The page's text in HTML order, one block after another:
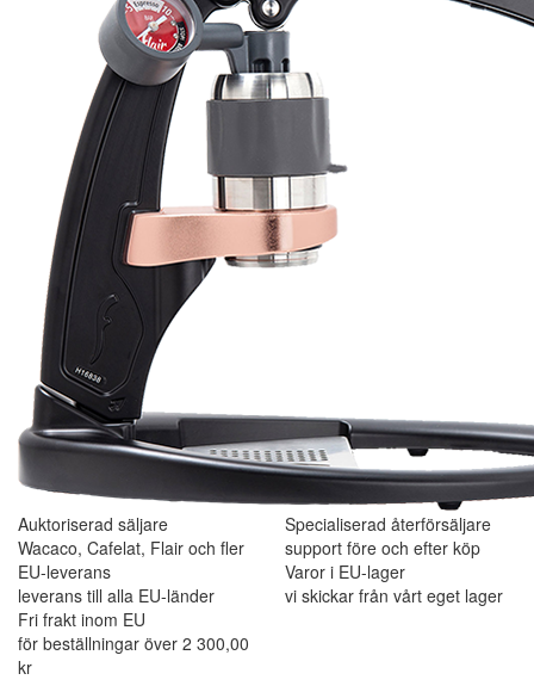
Auktoriserad säljare
Wacaco, Cafelat, Flair och fler
Specialiserad återförsäljare
support före och efter köp
EU-leverans
leverans till alla EU-länder
Varor i EU-lager
vi skickar från vårt eget lager
Fri frakt inom EU
för beställningar över 2 300,00
kr